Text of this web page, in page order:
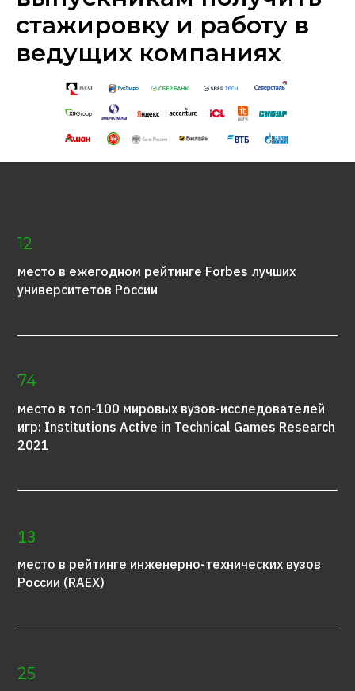
стажировку и работу в
ведущих компаниях
12
место в ежегодном рейтинге Forbes лучших
университетов России
74
место в топ-100 мировых вузов-исследователей
игр: Institutions Active in Technical Games Research
2021
13
место в рейтинге инженерно-технических вузов
России (RAEX)
25